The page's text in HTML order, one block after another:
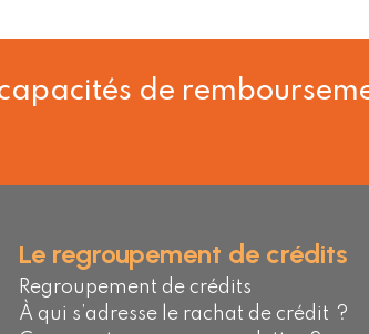
de
Le regroupement de crédits
Regroupement de crédits
À qui s’adresse le rachat de crédit ?